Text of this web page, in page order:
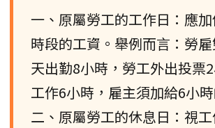
一、原屬勞工的工作日：應
時段的工資。舉例而言：勞
天出勤8小時，勞工外出投票
工作6小時，雇主須加給6小時
二、原屬勞工的休息日：視